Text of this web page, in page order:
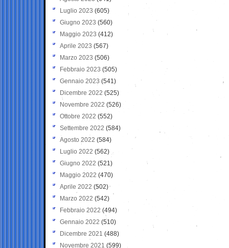
Luglio 2023 (605)
Giugno 2023 (560)
Maggio 2023 (412)
Aprile 2023 (567)
Marzo 2023 (506)
Febbraio 2023 (505)
Gennaio 2023 (541)
Dicembre 2022 (525)
Novembre 2022 (526)
Ottobre 2022 (552)
Settembre 2022 (584)
Agosto 2022 (584)
Luglio 2022 (562)
Giugno 2022 (521)
Maggio 2022 (470)
Aprile 2022 (502)
Marzo 2022 (542)
Febbraio 2022 (494)
Gennaio 2022 (510)
Dicembre 2021 (488)
Novembre 2021 (599)